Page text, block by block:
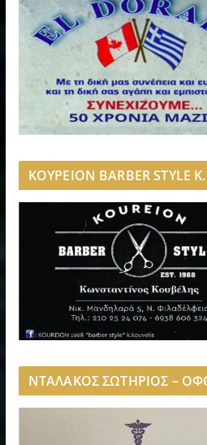
ΚΟΥΡΕΙΟΝ BARBER STYLE
ΝΤΑΛΑΚΟΣ ΣΩΤΗΡΙΟΣ –